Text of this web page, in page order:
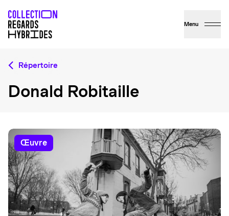
Menu
Répertoire
Donald Robitaille
œuvre